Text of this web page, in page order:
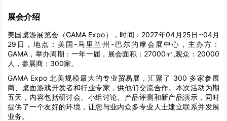
展会介绍
美国桌游展览会（GAMA Expo），时间：2027年04月25日~04月
29日，地点：美国-马里兰州-巴尔的摩会展中心，主办方：
GAMA，举办周期：一年一届，展会面积：27000㎡,观众：20000
人，参展商：300家。
GAMA Expo 北美规模最大的专业贸易展，汇聚了 300 多家参展
商、桌面游戏开发者和行业专家，供他们交流合作。本次活动为期
五天，内容包括研讨会、小组讨论、产品评测和新产品演示，同时
提供了一个友好的环境，让您与业内众多专业人士建立联系并发展
业务。